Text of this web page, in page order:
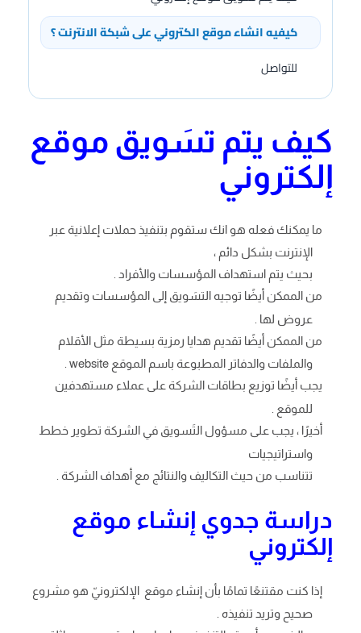
كيفيه انشاء موقع الكتروني على شبكة الانترنت ؟
للتواصل
كيف يتم تسَويق موقع
إلكتروني
ما يمكنك فعله هو انك ستقوم بتنفيذ حملات إعلانية عبر
الإنترنت بشكل دائم ،
بحيث يتم استهداف المؤسسات والأفراد .
من الممكن أيضًا توجيه التسَويق إلى المؤسسات وتقديم
عروض لها .
من الممكن أيضًا تقديم هدايا رمزية بسيطة مثل الأقلام
والملفات والدفاتر المطبوعة باسم الموقع website .
يجب أيضًا توزيع بطاقات الشركة على عملاء مستهدفين
للموقع .
أخيرًا ، يجب على مسؤول التَسويق في الشركة تطوير خطط
واستراتيجيات
تتناسب من حيث التكاليف والنتائج مع أهداف الشركة .
دراسة جدوي إنشاء موقع
إلكتروني
إذا كنت مقتنعًا تمامًا بأن إنشاء موقع الإلكترونيّ هو مشروع
صحيح وتريد تنفيذه .